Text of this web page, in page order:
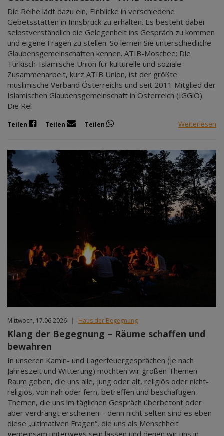
Die Reihe lädt dazu ein, Einblicke in verschiedene
Gebetsstätten in Innsbruck zu erhalten. Es besteht dabei
selbstverständlich die Gelegenheit ins Gespräch zu kommen
und eigene Fragen zu stellen. So lernen Sie unterschiedliche
Glaubensgemeinschaften kennen. ATIB-Moschee: Die
Türkisch-Islamische Union für kulturelle und soziale
Zusammenarbeit, kurz ATIB Union, ist der größte
muslimische Verband Österreichs und seit 2011 Mitglied der
Islamischen Glaubensgemeinschaft in Österreich (IGGiÖ).
Die Rel
Teilen Teilen Teilen Weiterlesen
Mittwoch, 17.06.2026 | Haus der Begegnung
Klang der Begegnung – Räume schaffen und
bewahren
In unseren Kamin- und Lagerfeuergesprächen (je nach
Jahreszeit und Witterung) möchten wir großen Themen
Raum geben, die uns alle, jung oder alt, religiös oder nicht-
religiös, von nah oder fern, betreffen und beschäftigen.
Themen, die uns im täglichen Gespräch überbetont oder
aber verdrängt erscheinen – denn nicht selten sind es eben
diese „ultimativen Fragen“, die uns als Menschheit
gemeinsam unterwegs sein lassen und denen wir uns in